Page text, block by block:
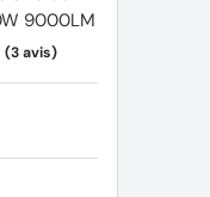
9000LM